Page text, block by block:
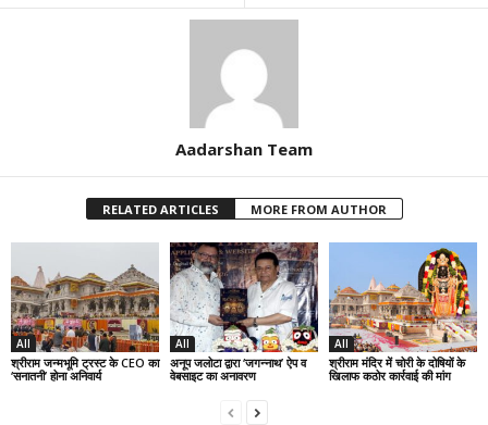
Aadarshan Team
RELATED ARTICLES MORE FROM AUTHOR
All
श्रीराम जन्मभूमि ट्रस्ट के CEO का
‘सनातनी’ होना अनिवार्य
All
अनूप जलोटा द्वारा ‘जगन्नाथ’ ऐप व
वेबसाइट का अनावरण
All
श्रीराम मंदिर में चोरी के दोषियों के
खिलाफ कठोर कार्रवाई की मांग